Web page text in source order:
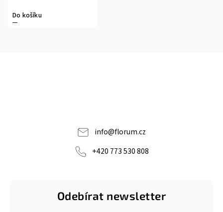
Do košíku
info@florum.cz
+420 773 530 808
Odebírat newsletter